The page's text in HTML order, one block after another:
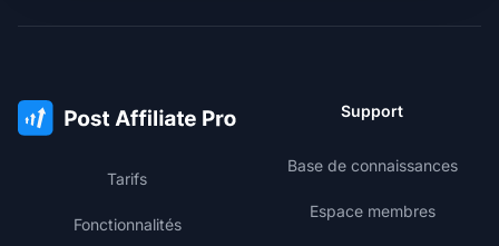
Tarifs
Fonctionnalités
Support
Base de connaissances
Espace membres